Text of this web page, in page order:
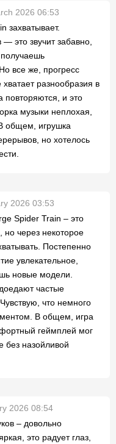
2026 06:53
захватывает.
это звучит забавно,
получаешь
все же, прогресс
разнообразия в
повторяются, и это
музыки неплохая,
общем, игрушка
но хотелось
2026 03:53
Spider Train – это
но через некоторое
Постепенно
увлекательное,
новые модели.
частые
что немного
В общем, игра
геймплей мог
без назойливой
2026 08:54
– довольно
это радует глаз,